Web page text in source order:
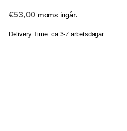
€53,00 moms ingår.
Delivery Time: ca 3-7 arbetsdagar